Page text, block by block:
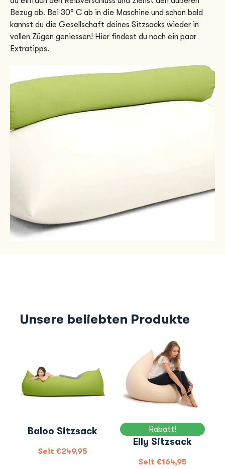
Bezug ab. Bei 30° C ab in die Maschine und schon bald
kannst du die Gesellschaft deines Sitzsacks wieder in
vollen Zügen geniessen! Hier findest du noch ein paar
Extratipps.
Unsere beliebten Produkte
Baloo Sitzsack
Seit €249,95
Rabatt!
Elly Sitzsack
Seit €164,95